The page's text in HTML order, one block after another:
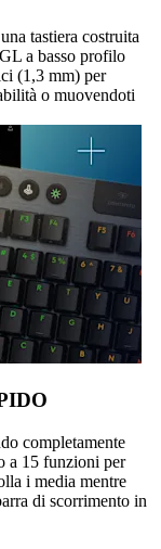
tastiera costruita
a basso profilo
(1,3 mm) per
o muovendoti
completamente
a 15 funzioni per
i media mentre
di scorrimento in